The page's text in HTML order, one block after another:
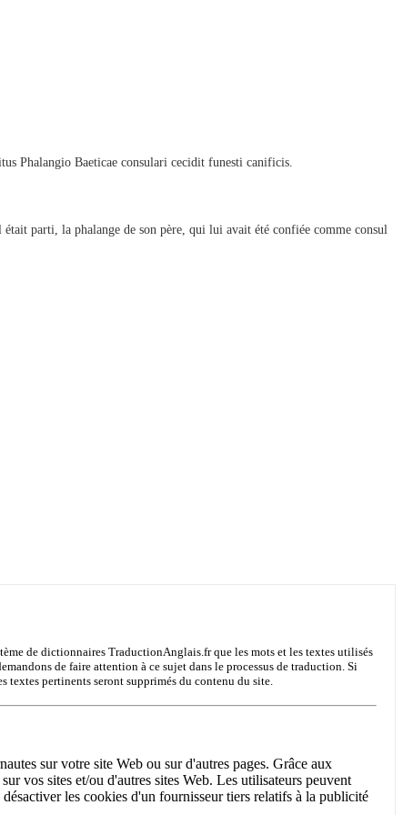
Phalangio Baeticae consulari cecidit funesti canificis.
parti, la phalange de son père, qui lui avait été confiée comme consul
de dictionnaires TraductionAnglais.fr que les mots et les textes utilisés
de faire attention à ce sujet dans le processus de traduction. Si
textes pertinents seront supprimés du contenu du site.
sur votre site Web ou sur d'autres pages. Grâce aux
vos sites et/ou d'autres sites Web. Les utilisateurs peuvent
les cookies d'un fournisseur tiers relatifs à la publicité